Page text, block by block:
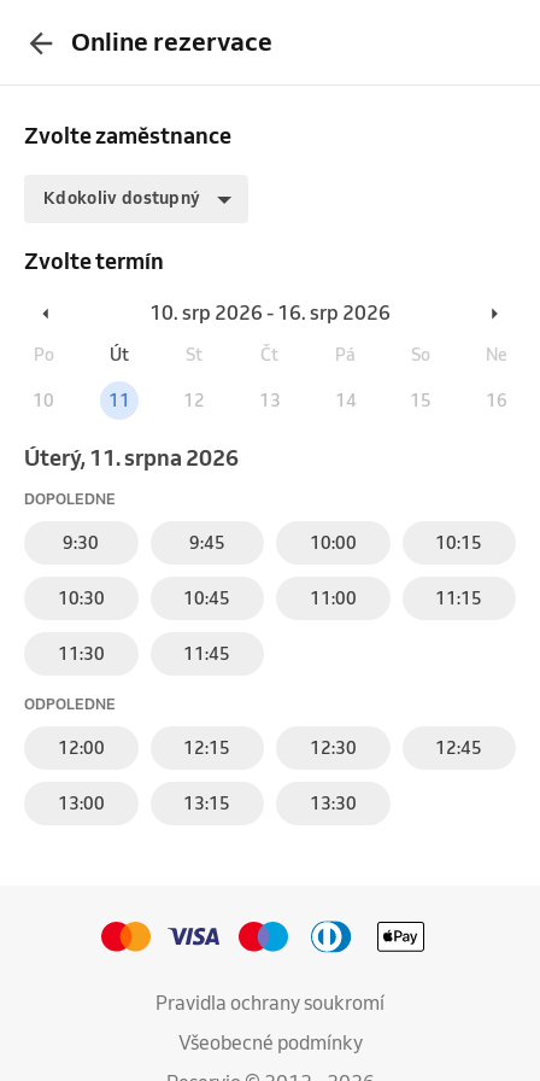
Online rezervace
Zvolte zaměstnance
Kdokoliv dostupný
Zvolte termín
10. srp 2026 - 16. srp 2026
Po Út St Čt Pá So Ne
10 11 12 13 14 15 16
úterý, 11. srpna 2026
DOPOLEDNE
9:30 9:45 10:00 10:15
10:30 10:45 11:00 11:15
11:30 11:45
ODPOLEDNE
12:00 12:15 12:30 12:45
13:00 13:15 13:30
Pravidla ochrany soukromí
Všeobecné podmínky